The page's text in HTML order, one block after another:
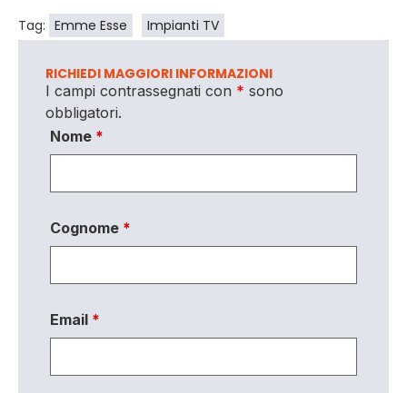
Tag: Emme Esse Impianti TV
RICHIEDI MAGGIORI INFORMAZIONI
I campi contrassegnati con * sono
obbligatori.
Nome *
Cognome *
Email *